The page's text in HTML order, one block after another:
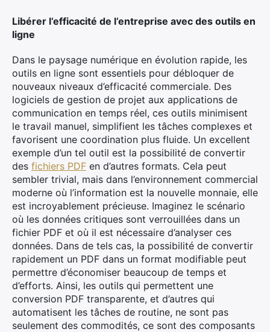
Libérer l’efficacité de l’entreprise avec des outils en
ligne
Dans le paysage numérique en évolution rapide, les
outils en ligne sont essentiels pour débloquer de
nouveaux niveaux d’efficacité commerciale. Des
logiciels de gestion de projet aux applications de
communication en temps réel, ces outils minimisent
le travail manuel, simplifient les tâches complexes et
favorisent une coordination plus fluide. Un excellent
exemple d’un tel outil est la possibilité de convertir
des fichiers PDF en d’autres formats. Cela peut
sembler trivial, mais dans l’environnement commercial
moderne où l’information est la nouvelle monnaie, elle
est incroyablement précieuse. Imaginez le scénario
où les données critiques sont verrouillées dans un
fichier PDF et où il est nécessaire d’analyser ces
données. Dans de tels cas, la possibilité de convertir
rapidement un PDF dans un format modifiable peut
permettre d’économiser beaucoup de temps et
d’efforts. Ainsi, les outils qui permettent une
conversion PDF transparente, et d’autres qui
automatisent les tâches de routine, ne sont pas
seulement des commodités, ce sont des composants
×
Rechercher